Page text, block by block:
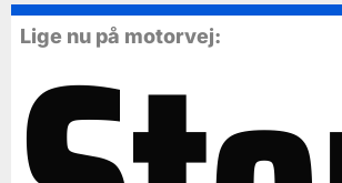
Lige nu på motorvej: